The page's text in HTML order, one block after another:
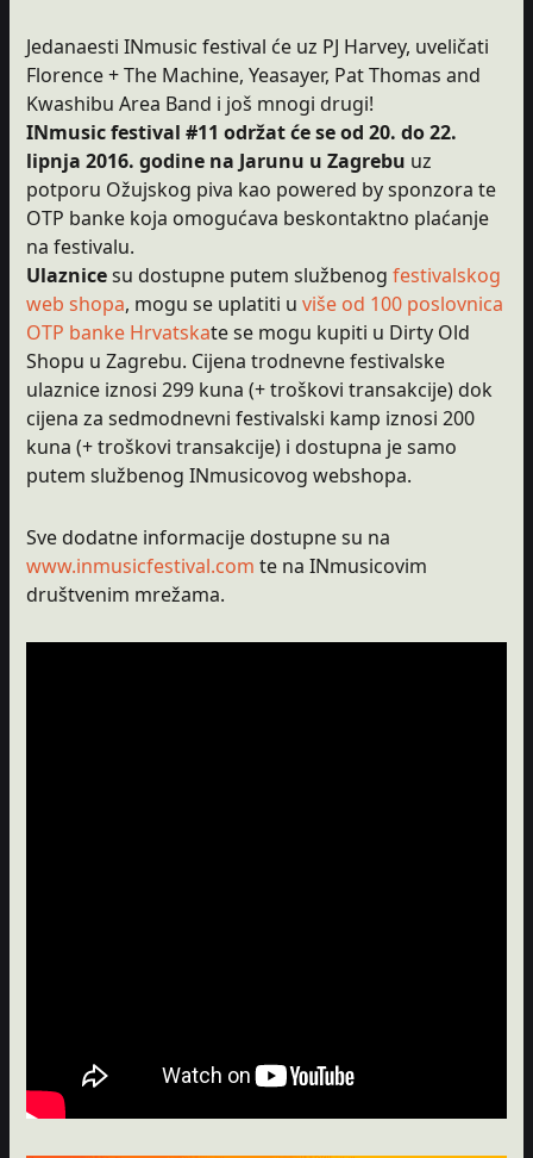
Jedanaesti INmusic festival će uz PJ Harvey, uveličati
Florence + The Machine, Yeasayer, Pat Thomas and
Kwashibu Area Band i još mnogi drugi!
INmusic festival #11 održat će se od 20. do 22.
lipnja 2016. godine na Jarunu u Zagrebu uz
potporu Ožujskog piva kao powered by sponzora te
OTP banke koja omogućava beskontaktno plaćanje
na festivalu.
Ulaznicesu dostupne putem službenog festivalskog
web shopa, mogu se uplatiti u više od 100 poslovnica
OTP banke Hrvatskate se mogu kupiti u Dirty Old
Shopu u Zagrebu. Cijena trodnevne festivalske
ulaznice iznosi 299 kuna (+ troškovi transakcije) dok
cijena za sedmodnevni festivalski kamp iznosi 200
kuna (+ troškovi transakcije) i dostupna je samo
putem službenog INmusicovog webshopa.
Sve dodatne informacije dostupne su na
www.inmusicfestival.com te na INmusicovim
društvenim mrežama.